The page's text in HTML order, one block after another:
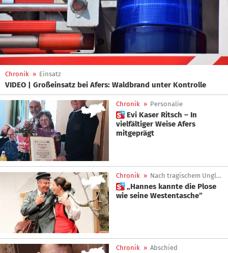
Chronik » Einsatz
VIDEO | Großeinsatz bei Afers: Waldbrand unter Kontrolle
Chronik » Personalie
 Evi Kaser Ritsch – In
vielfältiger Weise Afers
mitgeprägt
Chronik » Nach tragischem Unglück
 „Hannes kannte die Plose
wie seine Westentasche“
Chronik » Abschied